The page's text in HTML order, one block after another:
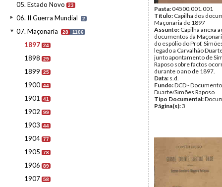
05. Estado Novo 23
06. II Guerra Mundial 2
07. Maçonaria 28 1106
1897 24
1898 29
1899 25
1900 44
1901 41
1902 99
1903 44
1904 77
1905 78
1906 89
1907 58
Pasta:04500.001.001
Título: Capilha dos
Maçonaria de 1897
Assunto: Capilha anexa
documentos da
do espólio do Prof.
legado a Carvalhão
junto apontamento de
Raposo sobre factos
durante o ano de 1897.
Data: s.d.
Fundo:DCD -
Duarte/Simões Raposo
Tipo Documental:
Página(s):3